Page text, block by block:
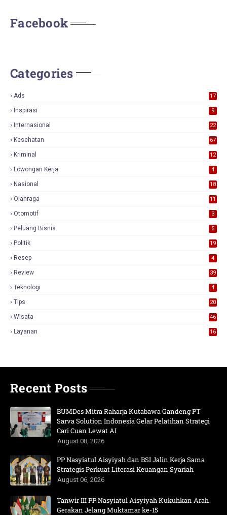
Facebook
Categories
Ads
17
Inspirasi 9
Internasional 22
Kesehatan 67
Kriminal 12
Lowongan Kerja 4
Nasional
18
Olahraga 11
Otomotif 3
Peluang Bisnis 5
Politik 19
Resep 4
Review
39
Teknologi 4
Tips 20
Wisata 46
Layanan 16
Recent Posts
BUMDes Mitra Raharja Kutabawa Gandeng PT
Sarva Solution Indonesia Gelar Pelatihan Strategi
Cari Cuan Lewat AI
August 08, 2026
PP Nasyiatul Aisyiyah dan BSI Jalin Kerja Sama
Strategis Perkuat Literasi Keuangan Syariah
August 06, 2026
Tanwir III PP Nasyiatul Aisyiyah Kukuhkan Arah
Gerakan Jelang Muktamar ke-15